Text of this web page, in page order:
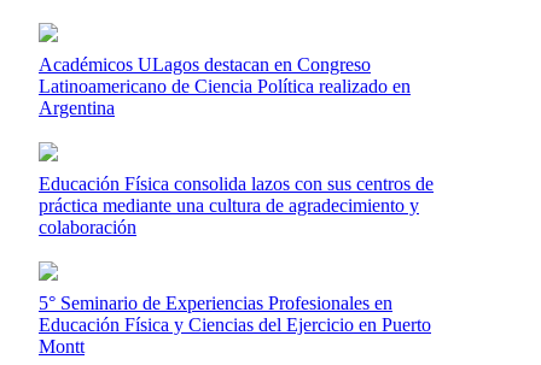
Académicos ULagos destacan en Congreso
Latinoamericano de Ciencia Política realizado en
Argentina
Educación Física consolida lazos con sus centros de
práctica mediante una cultura de agradecimiento y
colaboración
5° Seminario de Experiencias Profesionales en
Educación Física y Ciencias del Ejercicio en Puerto
Montt